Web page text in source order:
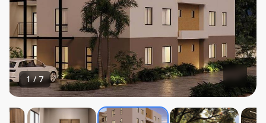
1/7